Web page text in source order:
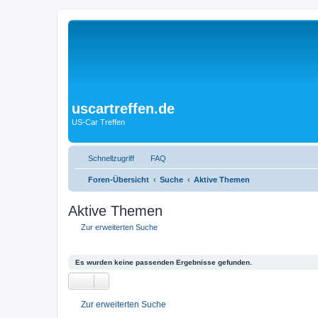
uscartreffen.de
US-Car Treffen
Schnellzugriff FAQ
Foren-Übersicht Suche Aktive Themen
Aktive Themen
Zur erweiterten Suche
Es wurden keine passenden Ergebnisse gefunden.
Zur erweiterten Suche